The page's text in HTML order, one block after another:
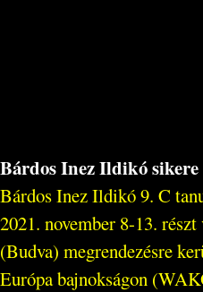
Bárdos Inez Ildikó sikere
Bárdos Inez Ildikó 9. C
2021. november 8-13.
(Budva) megrendezésre
Európa bajnokságon